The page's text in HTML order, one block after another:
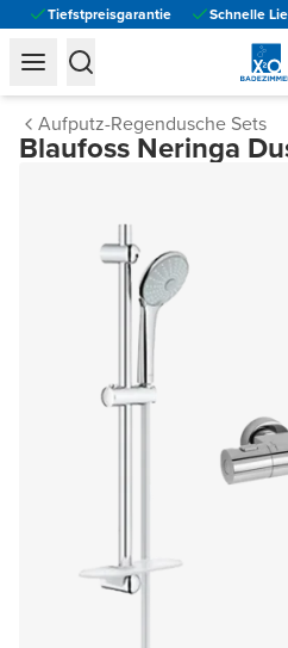
Tiefstpreisgarantie Schnelle
Aufputz-Regendusche Sets
Blaufoss Neringa